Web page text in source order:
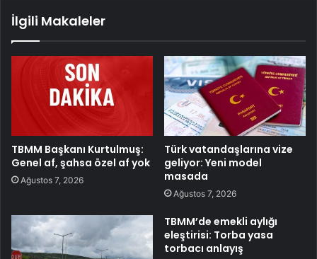
İlgili Makaleler
TBMM Başkanı Kurtulmuş:
Genel af, şahsa özel af yok
Ağustos 7, 2026
Türk vatandaşlarına vize
geliyor: Yeni model
masada
Ağustos 7, 2026
TBMM’de emekli aylığı
eleştirisi: Torba yasa
torbacı anlayış